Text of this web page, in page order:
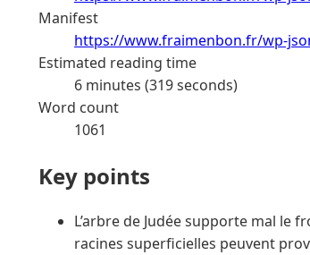
Manifest
https://www.fraimenbon.fr/wp-
Estimated reading time
6 minutes (319 seconds)
Word count
1061
Key points
L’arbre de Judée supporte mal le
racines superficielles peuvent